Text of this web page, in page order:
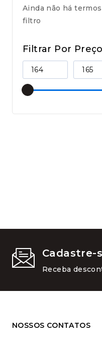
Ainda não há
filtro
Filtrar Por Preço
Cadastre-
Receba
NOSSOS CONTATOS